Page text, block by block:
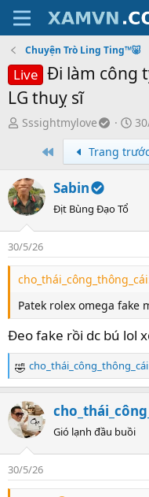
Chuyện Trò Ling Ting™🐷
Live Đi làm công
LG thuỵ sĩ
T
ở
i
Sssightmylove
S
t
a
e
Trang
Sabin
Địt Bùng Đạo Tổ
30/5/26
Patek rolex omega fake
Đeo fake rồi dc bú lol
R
e
a
c
t
n
s
cho_thái_công_thông_cái
Gió lạnh đầu buồi
30/5/26